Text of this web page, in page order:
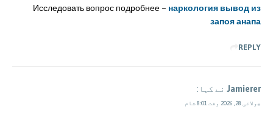
Исследовать вопрос подробнее – наркология вывод из
запоя анапа
REPLY
Jamierer نے کہا:
جولائی 28, 2026 وقت 8:01 شام